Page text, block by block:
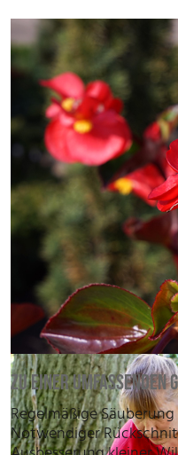
ZU EINER UMFASSENDEN
Regelmäßige
Notwendiger